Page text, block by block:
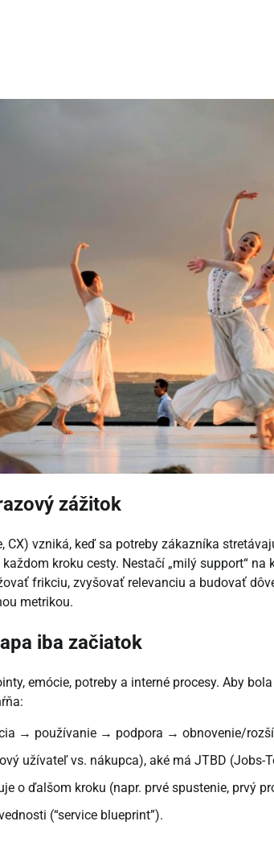
zážitok
vzniká, keď sa potreby zákazníka
kroku cesty. Nestačí „milý support“ na
frikciu, zvyšovať relevanciu a budovať
metrikou.
iba začiatok
emócie, potreby a interné procesy. Aby
→ používanie → podpora → obnovenie/
užívateľ vs. nákupca), aké má JTBD (Jobs-
o ďalšom kroku (napr. prvé spustenie, prvý
(“service blueprint”).